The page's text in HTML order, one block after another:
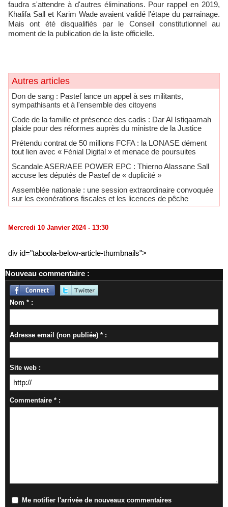
faudra s'attendre à d'autres éliminations. Pour rappel en 2019,
Khalifa Sall et Karim Wade avaient validé l'étape du parrainage.
Mais ont été disqualifiés par le Conseil constitutionnel au
moment de la publication de la liste officielle.
Autres articles
Don de sang : Pastef lance un appel à ses militants,
sympathisants et à l'ensemble des citoyens
Code de la famille et présence des cadis : Dar Al Istiqaamah
plaide pour des réformes auprès du ministre de la Justice
Prétendu contrat de 50 millions FCFA : la LONASE dément
tout lien avec « Fénial Digital » et menace de poursuites
Scandale ASER/AEE POWER EPC : Thierno Alassane Sall
accuse les députés de Pastef de « duplicité »
Assemblée nationale : une session extraordinaire convoquée
sur les exonérations fiscales et les licences de pêche
Mercredi 10 Janvier 2024 - 13:30
div id="taboola-below-article-thumbnails">
Nouveau commentaire :
Nom * :
Adresse email (non publiée) * :
Site web :
Commentaire * :
Me notifier l'arrivée de nouveaux commentaires